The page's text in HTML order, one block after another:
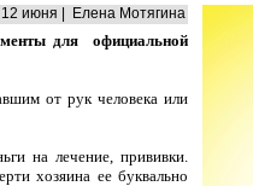
12 июня | Елена Мотягина
для официальной
от рук человека или
на лечение, прививки.
хозяина ее буквально